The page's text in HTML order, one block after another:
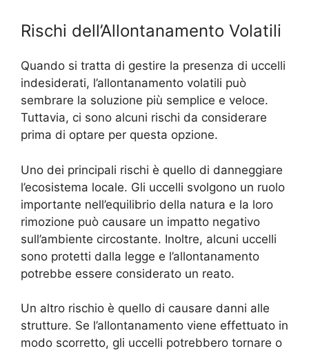
Rischi dell’Allontanamento Volatili
Quando si tratta di gestire la presenza di uccelli
indesiderati, l’allontanamento volatili può
sembrare la soluzione più semplice e veloce.
Tuttavia, ci sono alcuni rischi da considerare
prima di optare per questa opzione.
Uno dei principali rischi è quello di danneggiare
l’ecosistema locale. Gli uccelli svolgono un ruolo
importante nell’equilibrio della natura e la loro
rimozione può causare un impatto negativo
sull’ambiente circostante. Inoltre, alcuni uccelli
sono protetti dalla legge e l’allontanamento
potrebbe essere considerato un reato.
Un altro rischio è quello di causare danni alle
strutture. Se l’allontanamento viene effettuato in
modo scorretto, gli uccelli potrebbero tornare o